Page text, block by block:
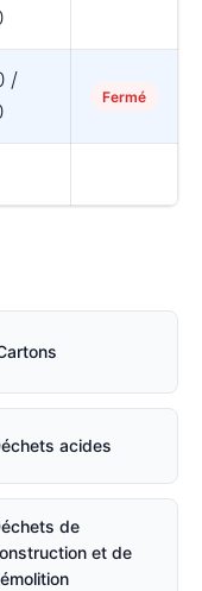
/
Fermé
acides
de
et de